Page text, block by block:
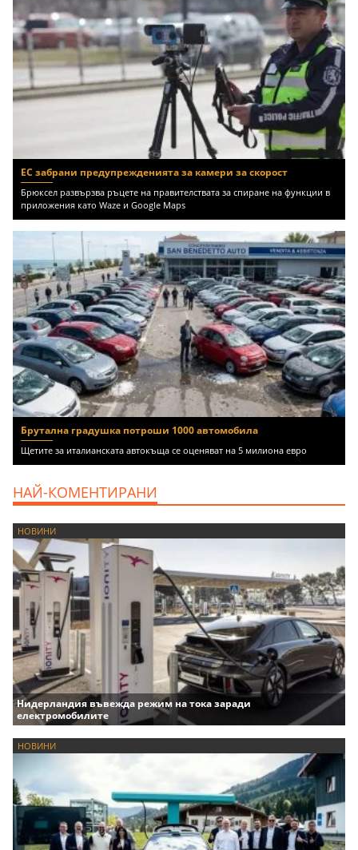
ЕС забрани предупрежденията за камери за скорост
Брюксел развързва ръцете на правителствата за спиране на функции в
приложения като Waze и Google Maps
Брутална градушка потроши 1000 автомобила
Щетите за италианската автокъща се оценяват на 5 милиона евро
НАЙ-КОМЕНТИРАНИ
НОВИНИ
Нидерландия въвежда режим на тока заради
електромобилите
НОВИНИ